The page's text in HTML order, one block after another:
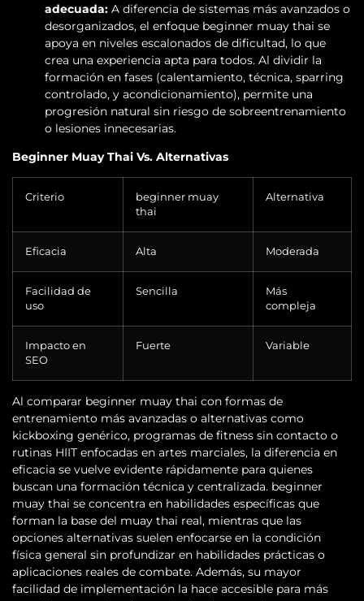
adecuada: A diferencia de sistemas más avanzados o
desorganizados, el enfoque beginner muay thai se
apoya en niveles escalonados de dificultad, lo que
crea una experiencia apta para todos. Al dividir la
formación en fases (calentamiento, técnica, sparring
controlado, y acondicionamiento), permite una
progresión natural sin riesgo de sobreentrenamiento
o lesiones innecesarias.
Beginner Muay Thai Vs. Alternativas
Criterio
beginner muay
thai
Alternativa
Eficacia Alta Moderada
Facilidad de
uso
Sencilla
Más
compleja
Impacto en
SEO
Fuerte Variable
Al comparar beginner muay thai con formas de
entrenamiento más avanzadas o alternativas como
kickboxing genérico, programas de fitness sin contacto o
rutinas HIIT enfocadas en artes marciales, la diferencia en
eficacia se vuelve evidente rápidamente para quienes
buscan una formación técnica y centralizada. beginner
muay thai se concentra en habilidades específicas que
forman la base del muay thai real, mientras que las
opciones alternativas suelen enfocarse en la condición
física general sin profundizar en habilidades prácticas o
aplicaciones reales de combate. Además, su mayor
facilidad de implementación la hace accesible para más